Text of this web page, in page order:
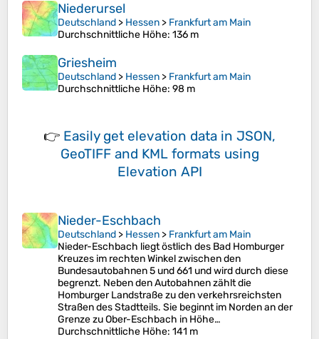
Niederursel
Deutschland > Hessen > Frankfurt am Main
Durchschnittliche Höhe: 136 m
Griesheim
Deutschland > Hessen > Frankfurt am Main
Durchschnittliche Höhe: 98 m
👉 Easily get elevation data in JSON,
GeoTIFF and KML formats using
Elevation API
Nieder-Eschbach
Deutschland > Hessen > Frankfurt am Main
Nieder-Eschbach liegt östlich des Bad Homburger
Kreuzes im rechten Winkel zwischen den
Bundesautobahnen 5 und 661 und wird durch diese
begrenzt. Neben den Autobahnen zählt die
Homburger Landstraße zu den verkehrsreichsten
Straßen des Stadtteils. Sie beginnt im Norden an der
Grenze zu Ober-Eschbach in Höhe…
Durchschnittliche Höhe: 141 m